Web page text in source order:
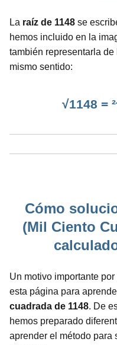
La raíz de 1148 se
hemos incluido en la
también representarla de
mismo sentido:
√1148 =
Cómo
(Mil Ciento
Un motivo importante
esta página para
cuadrada de 1148. De
hemos preparado
aprender el método para